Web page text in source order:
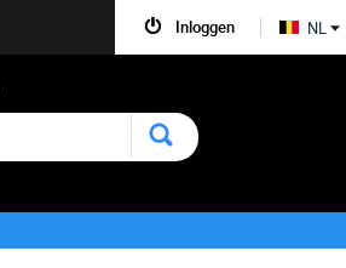
Inloggen NL